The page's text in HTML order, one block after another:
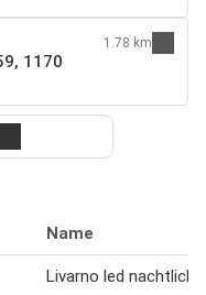
1170
1.78 km
Name
Livarno led nachtlicht